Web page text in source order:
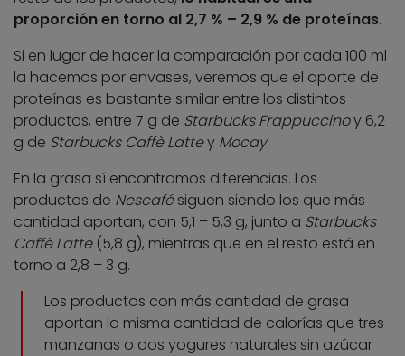
proporción en torno al 2,7 % – 2,9 % de proteínas.
Si en lugar de hacer la comparación por cada 100 ml
la hacemos por envases, veremos que el aporte de
proteínas es bastante similar entre los distintos
productos, entre 7 g de Starbucks Frappuccinoy 6,2
g de Starbucks Caffè Lattey Mocay.
En la grasa sí encontramos diferencias. Los
productos de Nescafésiguen siendo los que más
cantidad aportan, con 5,1 – 5,3 g, junto a Starbucks
Caffè Latte(5,8 g), mientras que en el resto está en
torno a 2,8 – 3 g.
Los productos con más cantidad de grasa
aportan la misma cantidad de calorías que tres
manzanas o dos yogures naturales sin azúcar